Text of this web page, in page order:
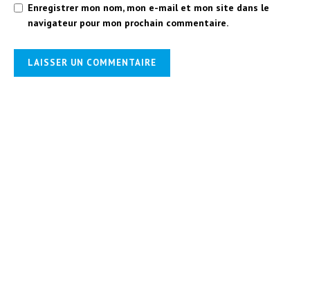
Enregistrer mon nom, mon e-mail et mon site dans le
navigateur pour mon prochain commentaire.